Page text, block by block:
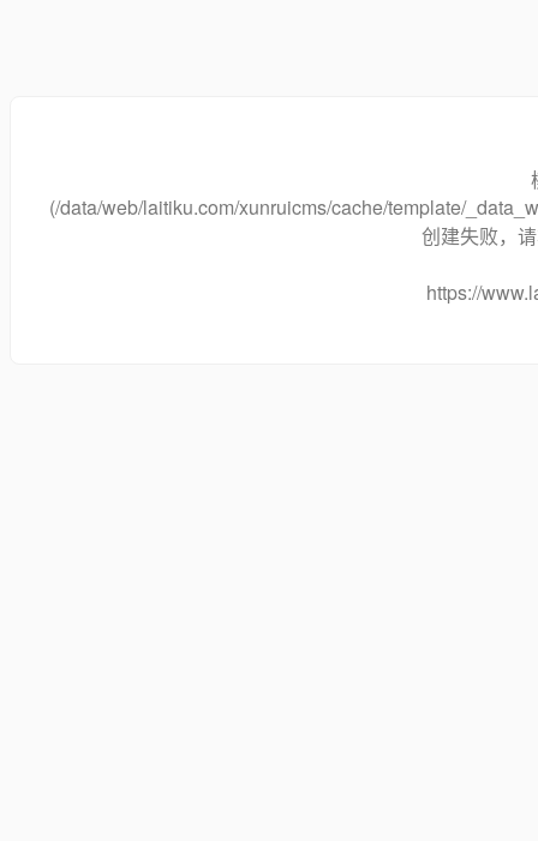
(/data/web/laitiku.com/xunruicms/cache/template/
创建失败，
https://